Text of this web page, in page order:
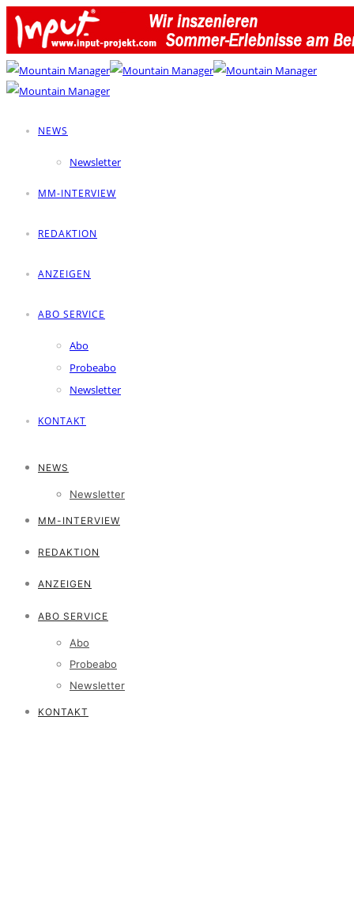
NEWS
Newsletter
MM-INTERVIEW
REDAKTION
ANZEIGEN
ABO SERVICE
Abo
Probeabo
Newsletter
KONTAKT
NEWS
Newsletter
MM-INTERVIEW
REDAKTION
ANZEIGEN
ABO SERVICE
Abo
Probeabo
Newsletter
KONTAKT